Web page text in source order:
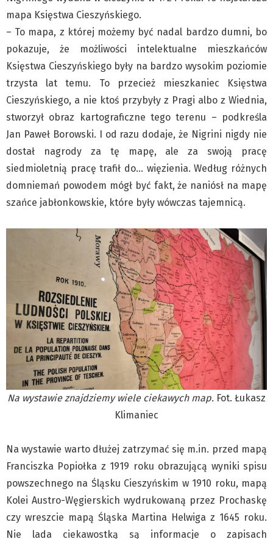
mapa Księstwa Cieszyńskiego.
– To mapa, z której możemy być nadal bardzo dumni, bo
pokazuje, że możliwości intelektualne mieszkańców
Księstwa Cieszyńskiego były na bardzo wysokim poziomie
trzysta lat temu. To przecież mieszkaniec Księstwa
Cieszyńskiego, a nie ktoś przybyły z Pragi albo z Wiednia,
stworzył obraz kartograficzne tego terenu – podkreśla
Jan Paweł Borowski. I od razu dodaje, że Nigrini nigdy nie
dostał nagrody za tę mapę, ale za swoją pracę
siedmioletnią pracę trafił do… więzienia. Według różnych
domniemań powodem mógł być fakt, że naniósł na mapę
szańce jabłonkowskie, które były wówczas tajemnicą.
Na wystawie znajdziemy wiele ciekawych map. Fot. Łukasz
Klimaniec
Na wystawie warto dłużej zatrzymać się m.in. przed mapą
Franciszka Popiołka z 1919 roku obrazującą wyniki spisu
powszechnego na Śląsku Cieszyńskim w 1910 roku, mapą
Kolei Austro-Węgierskich wydrukowaną przez Prochaskę
czy wreszcie mapą Śląska Martina Helwiga z 1645 roku.
Nie lada ciekawostką są informacje o zapisach